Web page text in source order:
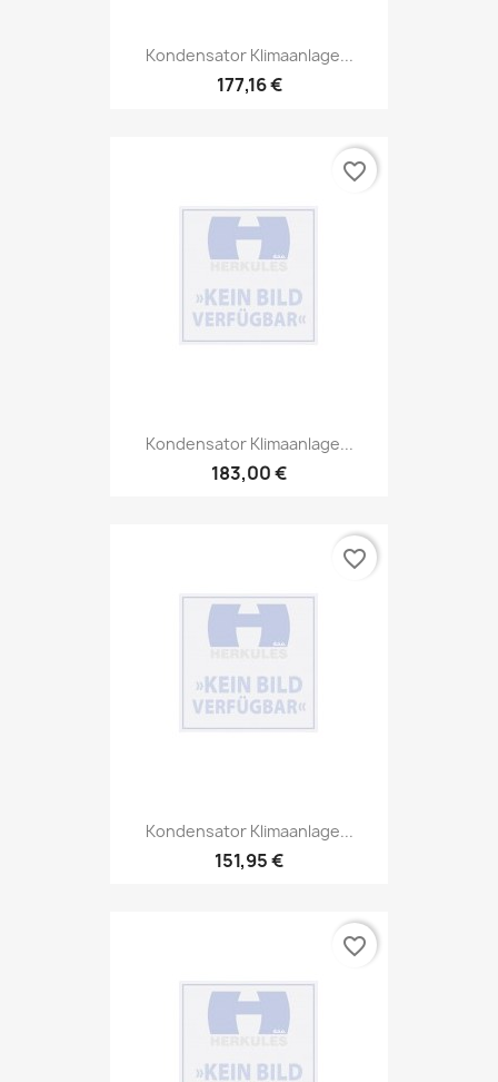
Kondensator Klimaanlage...
177,16 €
Kondensator Klimaanlage...
183,00 €
favorite_border
Kondensator Klimaanlage...
151,95 €
favorite_border
favorite_border